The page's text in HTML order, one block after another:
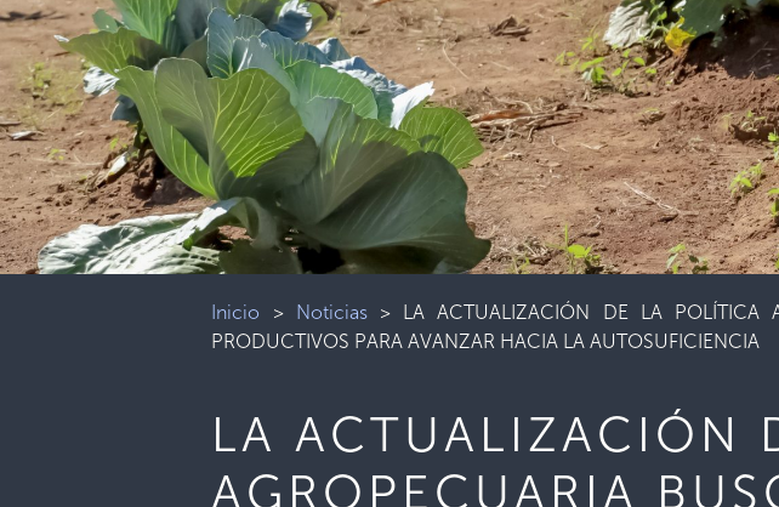
Inicio > Noticias> LA ACTUALIZACIÓN DE LA POLÍTICA
PRODUCTIVOS PARA AVANZAR HACIA LA AUTOSUFICIENCIA
LA ACTUALIZACIÓN
AGROPECUARIA